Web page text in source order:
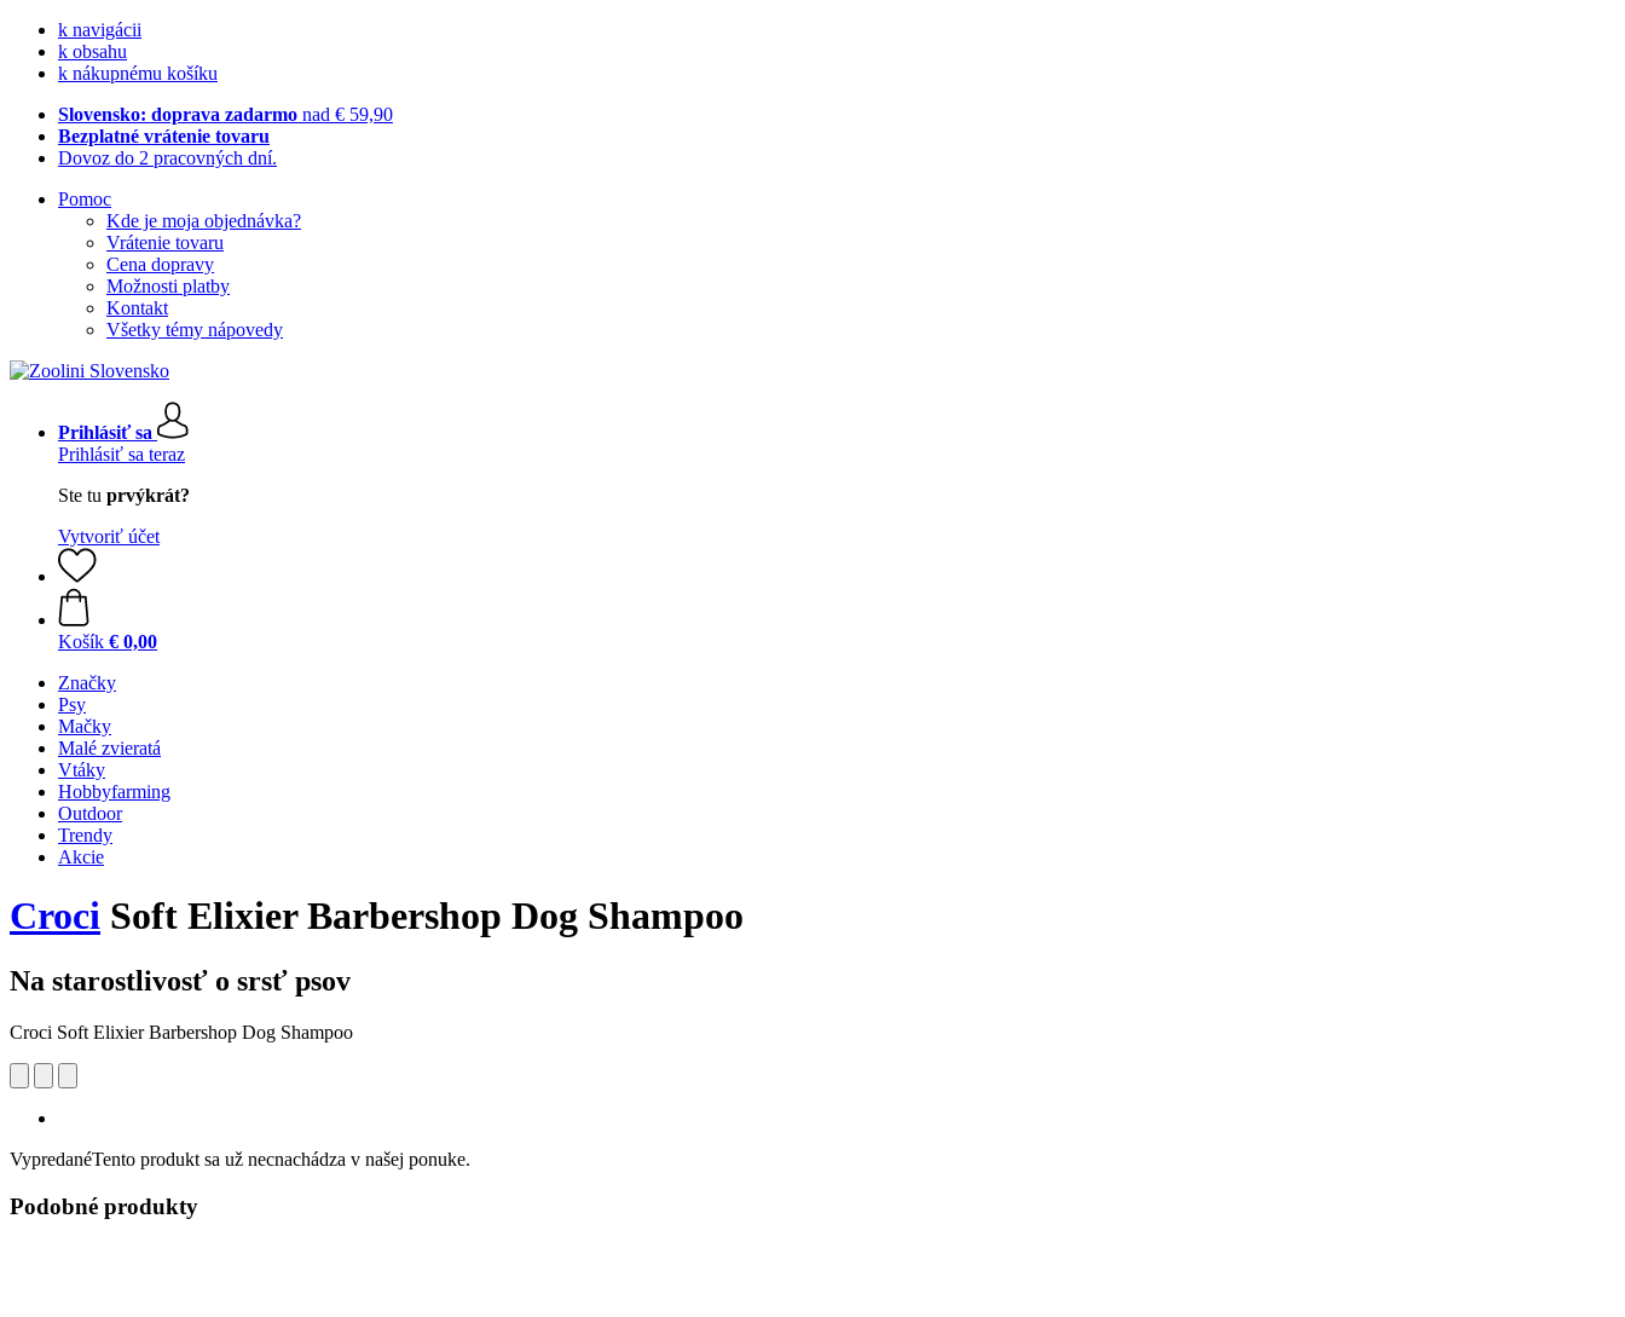
k navigácii
k obsahu
k nákupnému košíku
Slovensko: doprava zadarmo nad € 59,90
Bezplatné vrátenie tovaru
Dovoz do 2 pracovných dní.
Pomoc
Kde je moja objednávka?
Vrátenie tovaru
Cena dopravy
Možnosti platby
Kontakt
Všetky témy nápovedy
Prihlásiť sa
Prihlásiť sa teraz
Ste tu prvýkrát?
Vytvoriť účet
Košík € 0,00
Značky
Psy
Mačky
Malé zvieratá
Vtáky
Hobbyfarming
Outdoor
Trendy
Akcie
Croci Soft Elixier Barbershop Dog Shampoo
Na starostlivosť o srsť psov
Croci Soft Elixier Barbershop Dog Shampoo
VypredanéTento produkt sa už necnachádza v našej ponuke.
Podobné produkty